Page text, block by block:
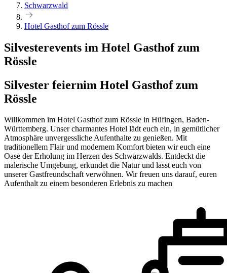
Schwarzwald
Hotel Gasthof zum Rössle
Silvesterevents im Hotel Gasthof zum
Rössle
Silvester feiernim Hotel Gasthof zum
Rössle
Willkommen im Hotel Gasthof zum Rössle in Hüfingen, Baden-
Württemberg. Unser charmantes Hotel lädt euch ein, in gemütlicher
Atmosphäre unvergessliche Aufenthalte zu genießen. Mit
traditionellem Flair und modernem Komfort bieten wir euch eine
Oase der Erholung im Herzen des Schwarzwalds. Entdeckt die
malerische Umgebung, erkundet die Natur und lasst euch von
unserer Gastfreundschaft verwöhnen. Wir freuen uns darauf, euren
Aufenthalt zu einem besonderen Erlebnis zu machen